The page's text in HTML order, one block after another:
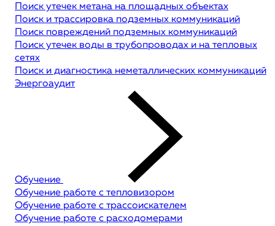
Поиск утечек метана на площадных объектах
Поиск и трассировка подземных коммуникаций
Поиск повреждений подземных коммуникаций
Поиск утечек воды в трубопроводах и на тепловых
сетях
Поиск и диагностика неметаллических коммуникаций
Энергоаудит
Обучение
Обучение работе с тепловизором
Обучение работе с трассоискателем
Обучение работе с расходомерами